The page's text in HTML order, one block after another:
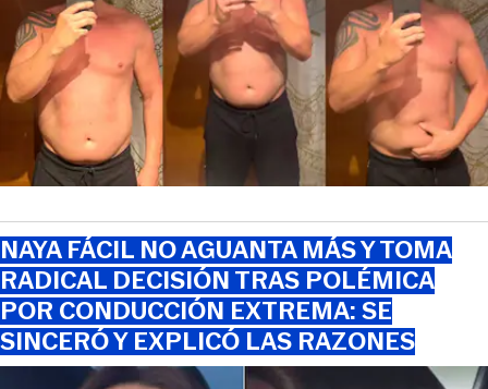
NAYA FÁCIL NO AGUANTA MÁS Y TOMA
RADICAL DECISIÓN TRAS POLÉMICA
POR CONDUCCIÓN EXTREMA: SE
SINCERÓ Y EXPLICÓ LAS RAZONES